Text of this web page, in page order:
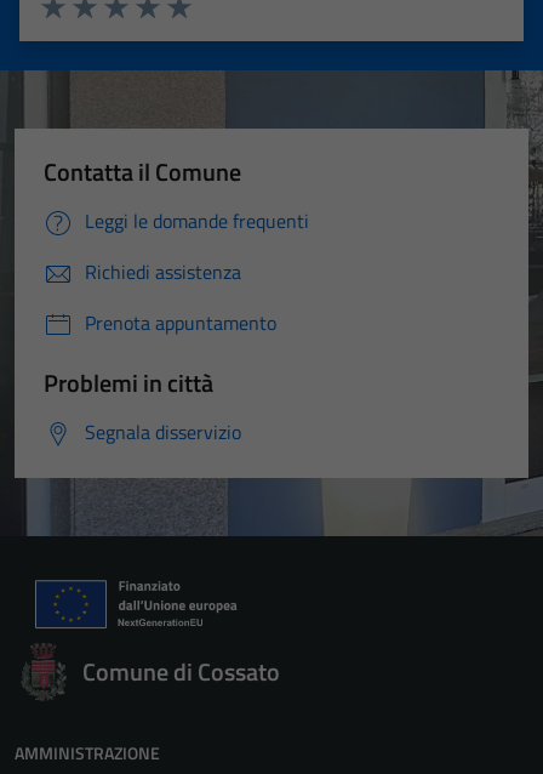
Valuta 5 stelle su 5
Valuta 4 stelle su 5
Valuta 3 stelle su 5
Valuta 2 stelle su 5
Valuta 1 stelle su 5
Contatta il Comune
Leggi le domande frequenti
Richiedi assistenza
Prenota appuntamento
Problemi in città
Segnala disservizio
Comune di Cossato
AMMINISTRAZIONE